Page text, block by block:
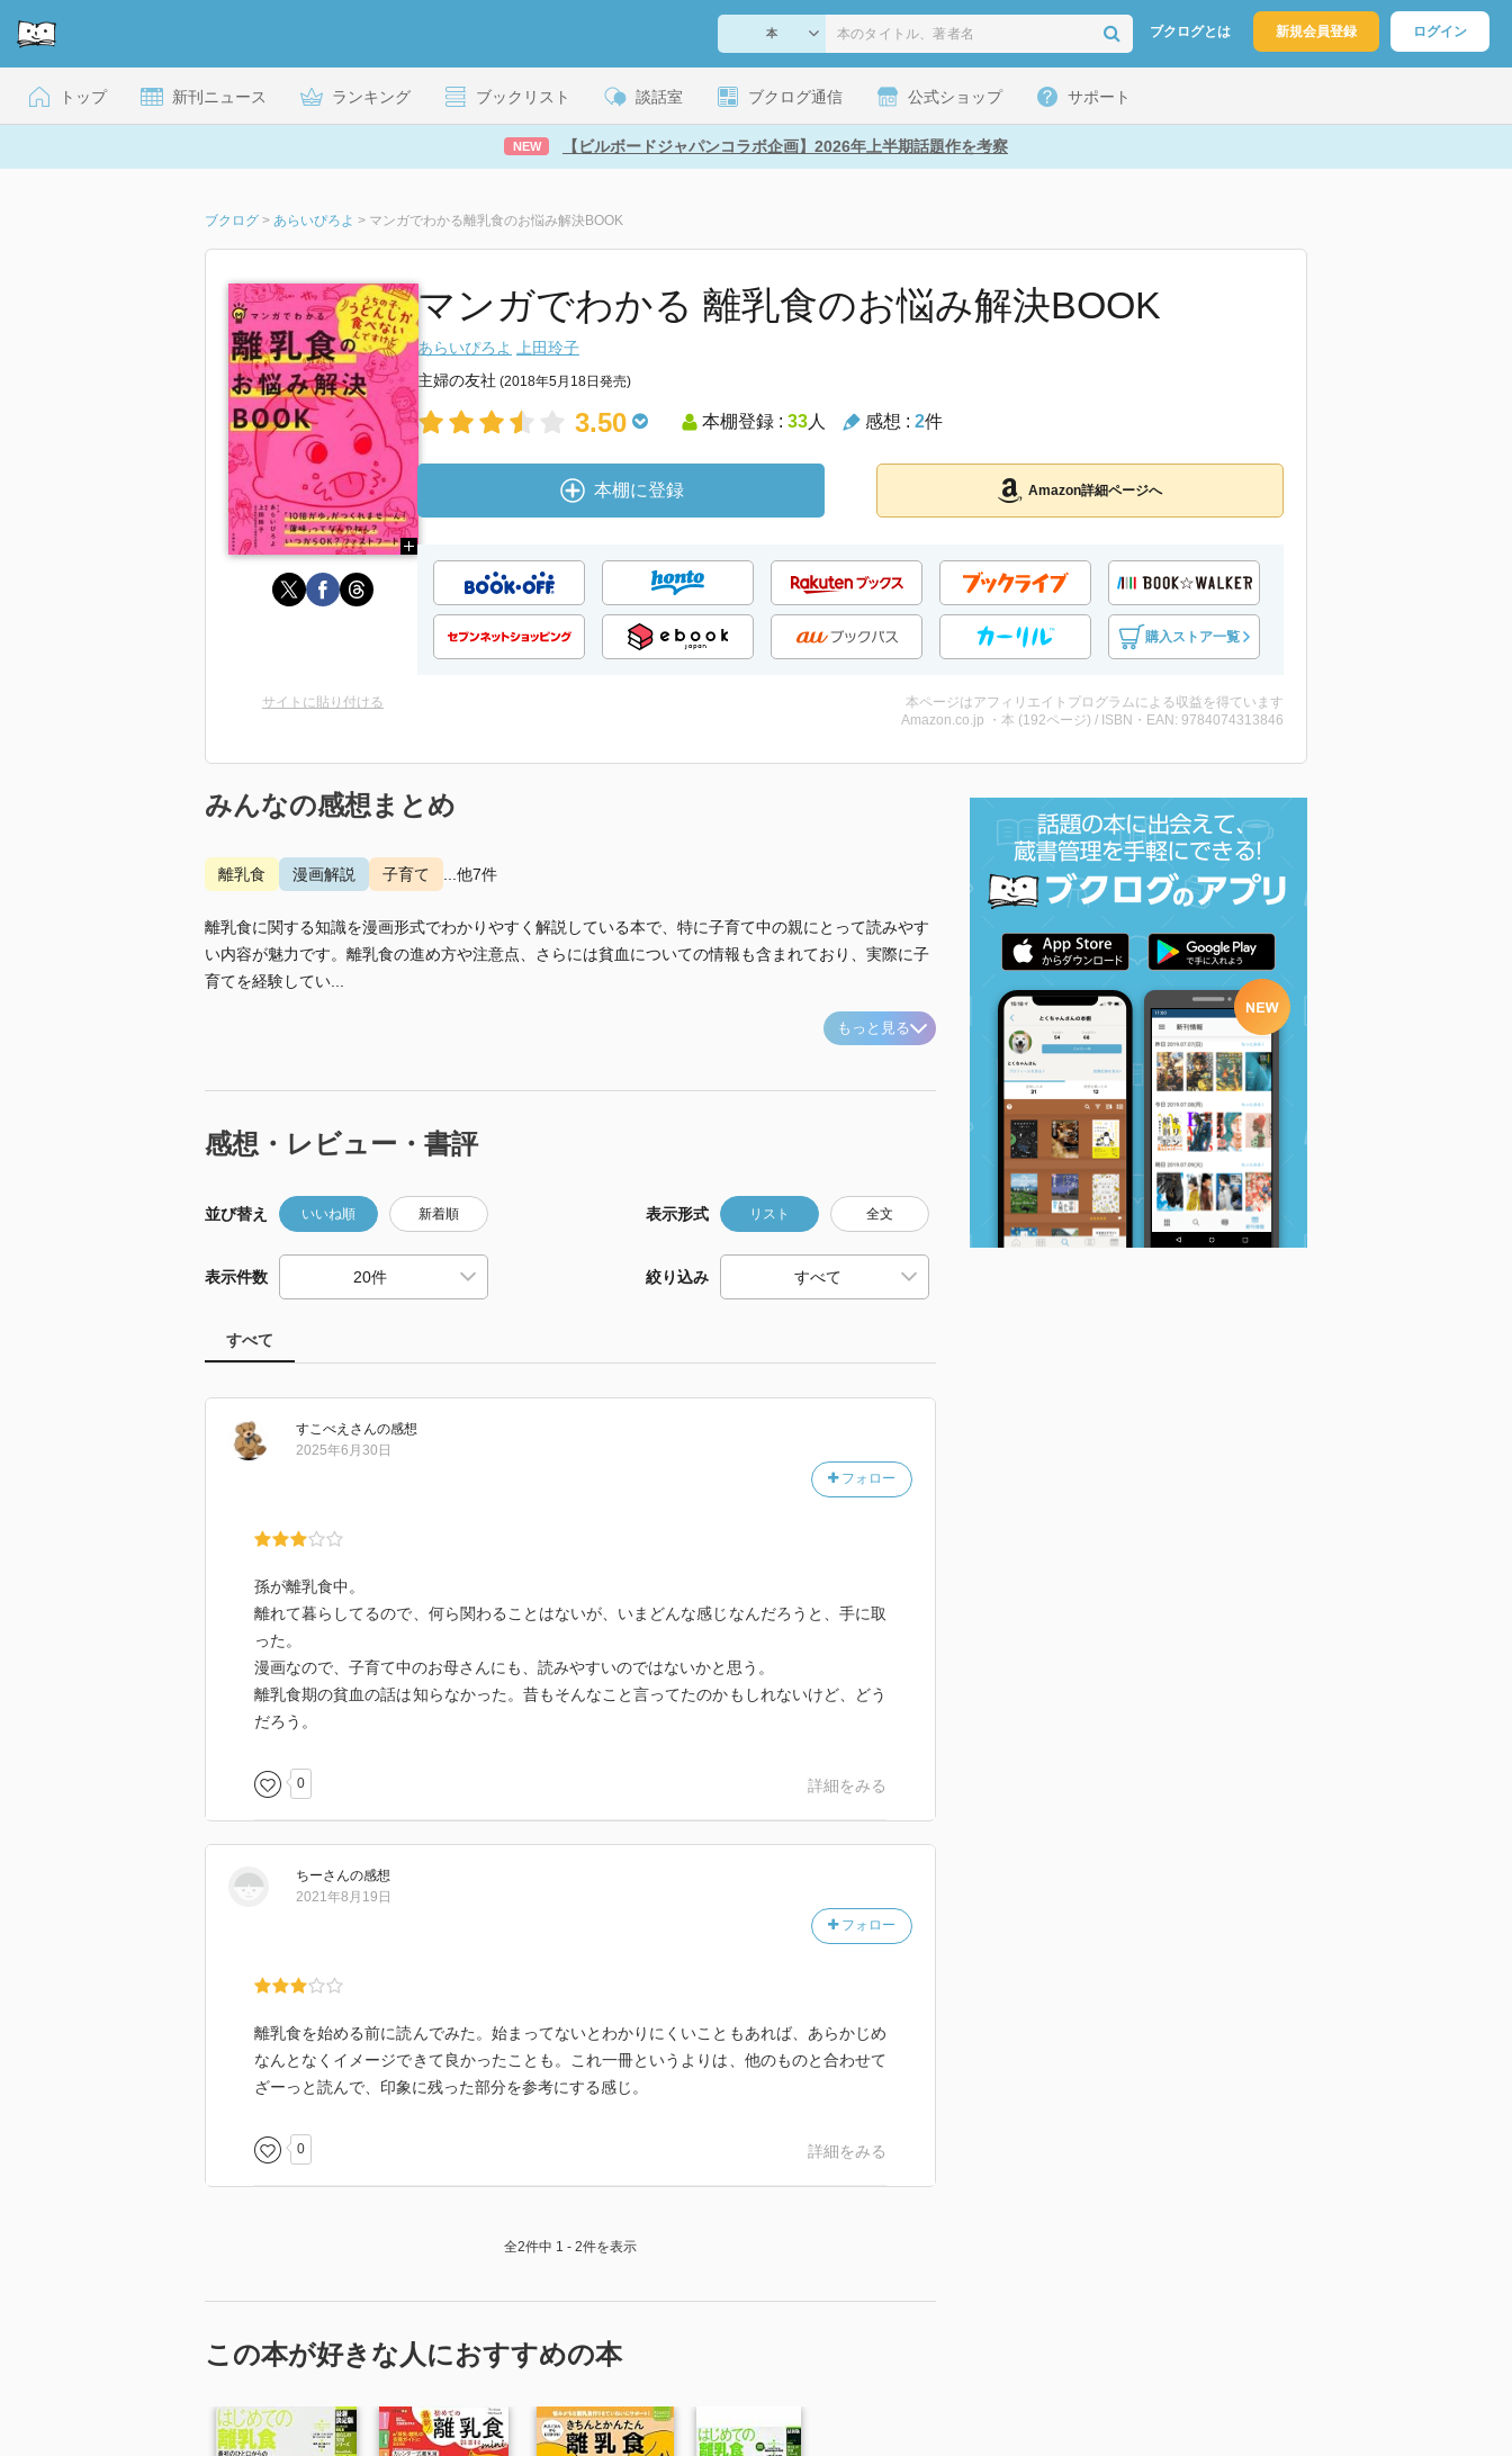
ブクログとは 新規会員登録 ログイン
トップ 新刊ニュース ランキング ブックリスト 談話室 ブクログ通信 公式ショップ サポート
NEW 【ビルボードジャパンコラボ企画】2026年上半期話題作を考察
ブクログ > あらいぴろよ > マンガでわかる離乳食のお悩み解決BOOK
マンガでわかる 離乳食のお悩み解決BOOK
あらいぴろよ
上田玲子
主婦の友社 (2018年5月18日発売)
3.50 本棚登録 : 33人 感想 : 2件
本棚に登録 Amazon詳細ページへ
購入ストア一覧
サイトに貼り付ける
本ページはアフィリエイトプログラムによる収益を得ています
Amazon.co.jp ・本 (192ページ) / ISBN・EAN: 9784074313846
みんなの感想まとめ
離乳食 漫画解説 子育て ...他7件
離乳食に関する知識を漫画形式でわかりやすく解説している本で、特に子育て中の親にとって読みやす
い内容が魅力です。離乳食の進め方や注意点、さらには貧血についての情報も含まれており、実際に子
育てを経験してい...
もっと見る
感想・レビュー・書評
並び替え いいね順 新着順 表示形式 リスト 全文
表示件数 絞り込み
すべて
すこべえ さんの感想
フォロー
2025年6月30日
孫が離乳食中。
離れて暮らしてるので、何ら関わることはないが、いまどんな感じなんだろうと、手に取
った。
漫画なので、子育て中のお母さんにも、読みやすいのではないかと思う。
離乳食期の貧血の話は知らなかった。昔もそんなこと言ってたのかもしれないけど、どう
だろう。
0 詳細をみる
ちーさんの感想
フォロー
2021年8月19日
離乳食を始める前に読んでみた。始まってないとわかりにくいこともあれば、あらかじめ
なんとなくイメージできて良かったことも。これ一冊というよりは、他のものと合わせて
ざーっと読んで、印象に残った部分を参考にする感じ。
0 詳細をみる
全2件中 1 - 2件を表示
この本が好きな人におすすめの本